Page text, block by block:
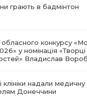
грають в бадмінтон
обласного конкурсу
у номінація «Творці
Владислав
клініки надали
Донеччини